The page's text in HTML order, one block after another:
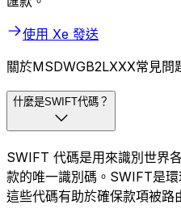
使用 Xe 發送
關於MSDWGB2LXXX常見問
什麼是SWIFT代碼？
SWIFT 代碼是用來識別世界
款的唯一識別碼。SWIFT是
這些代碼有助於確保款項被路